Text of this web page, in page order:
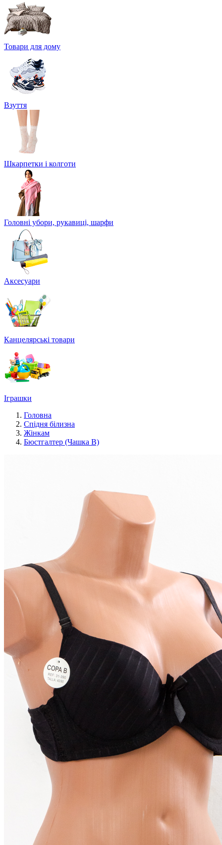
Товари для дому
Взуття
Шкарпетки і колготи
Головні убори, рукавиці, шарфи
Аксесуари
Канцелярські товари
Іграшки
Головна
Спідня білизна
Жінкам
Бюстгалтер (Чашка В)